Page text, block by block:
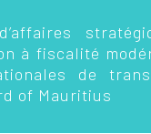
à fiscalité
de
of Mauritius